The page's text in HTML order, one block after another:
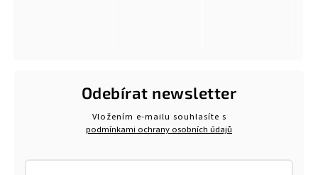
Odebírat newsletter
Vložením e-mailu souhlasíte s
podmínkami ochrany osobních údajů